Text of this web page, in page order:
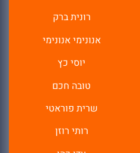
רונית ברק
אנונימי אנונימי
יוסי כץ
טובה חכם
שרית פוראטי
רותי רוזן